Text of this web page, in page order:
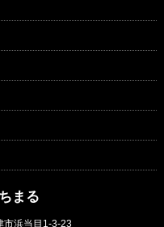
まる
浜当目1-3-23